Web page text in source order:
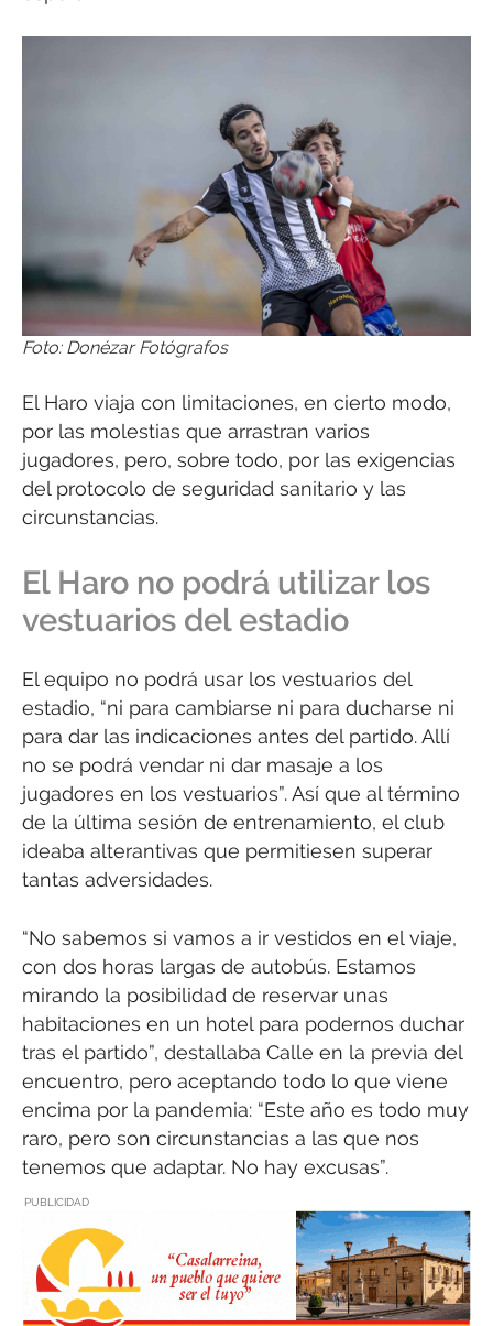
Foto: Donézar Fotógrafos
El Haro viaja con limitaciones, en cierto modo,
por las molestias que arrastran varios
jugadores, pero, sobre todo, por las exigencias
del protocolo de seguridad sanitario y las
circunstancias.
El Haro no podrá utilizar los
vestuarios del estadio
El equipo no podrá usar los vestuarios del
estadio, “ni para cambiarse ni para ducharse ni
para dar las indicaciones antes del partido. Allí
no se podrá vendar ni dar masaje a los
jugadores en los vestuarios”. Así que al término
de la última sesión de entrenamiento, el club
ideaba alterantivas que permitiesen superar
tantas adversidades.
“No sabemos si vamos a ir vestidos en el viaje,
con dos horas largas de autobús. Estamos
mirando la posibilidad de reservar unas
habitaciones en un hotel para podernos duchar
tras el partido”, destallaba Calle en la previa del
encuentro, pero aceptando todo lo que viene
encima por la pandemia: “Este año es todo muy
raro, pero son circunstancias a las que nos
tenemos que adaptar. No hay excusas”.
PUBLICIDAD